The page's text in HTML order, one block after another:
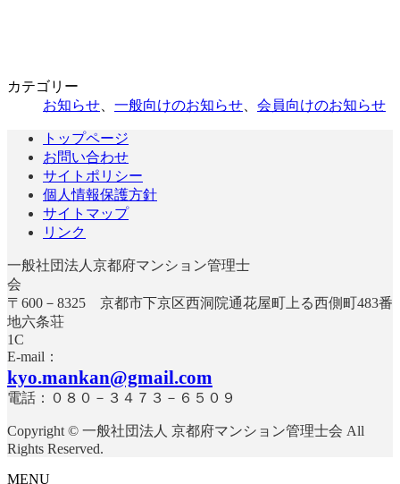
カテゴリー
お知らせ、 一般向けのお知らせ、 会員向けのお知らせ
トップページ
お問い合わせ
サイトポリシー
個人情報保護方針
サイトマップ
リンク
一般社団法人京都府マンション管理士
〒600－8325 京都市下京区西洞院通花屋町上る西側町483番
地六条荘
E-mail：
kyo.mankan@gmail.com
電話：０８０－３４７３－６５０９
Copyright © 一般社団法人 京都府マンション管理士会 All
Rights Reserved.
MENU